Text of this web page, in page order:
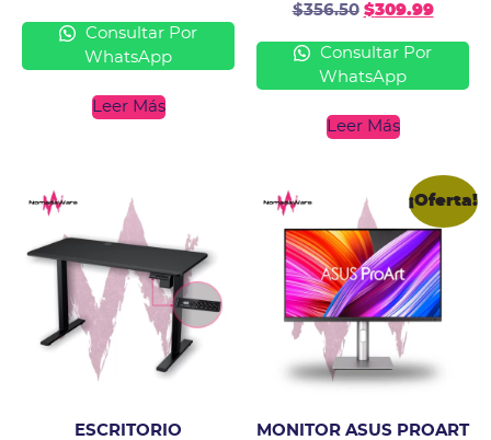
Consultar Por
WhatsApp
Leer Más
$356.50 $309.99
Consultar Por
WhatsApp
Leer Más
ESCRITORIO
¡Oferta!
MONITOR ASUS PROART